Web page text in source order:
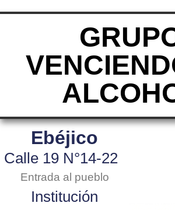
Ebéjico
Calle 19 N°14-22
Entrada al pueblo
Institución